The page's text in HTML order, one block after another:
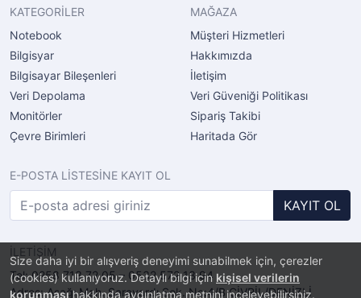
Size daha iyi bir alışveriş deneyimi sunabilmek için, çerezler
(cookies) kullanıyoruz. Detaylı bilgi için kişisel verilerin
korunmasıhakkında aydınlatma metnini inceleyebilirsiniz.
KATEGORİLER
Notebook
Bilgisyar
Bilgisayar Bileşenleri
Veri Depolama
Monitörler
Çevre Birimleri
MAĞAZA
Müşteri Hizmetleri
Hakkımızda
İletişim
Veri Güveniği Politikası
Sipariş Takibi
Haritada Gör
E-POSTA LİSTESİNE KAYIT OL
KAYIT OL
İLETİŞİM
Tel: 0258 713 72 05 – 0532 572 13 94
Adres: Aşağı Mah. Sarayardı Sok. No:4/B ÇİVRİL/DENİZLİ